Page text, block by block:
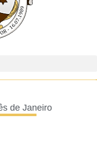
de Janeiro